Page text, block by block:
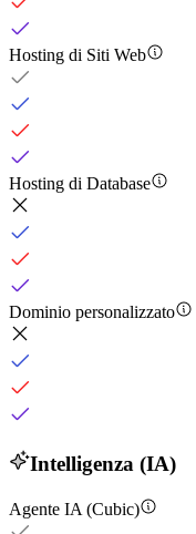
Hosting di Siti Web
Hosting di Database
Dominio personalizzato
Intelligenza (IA)
Agente IA (Cubic)